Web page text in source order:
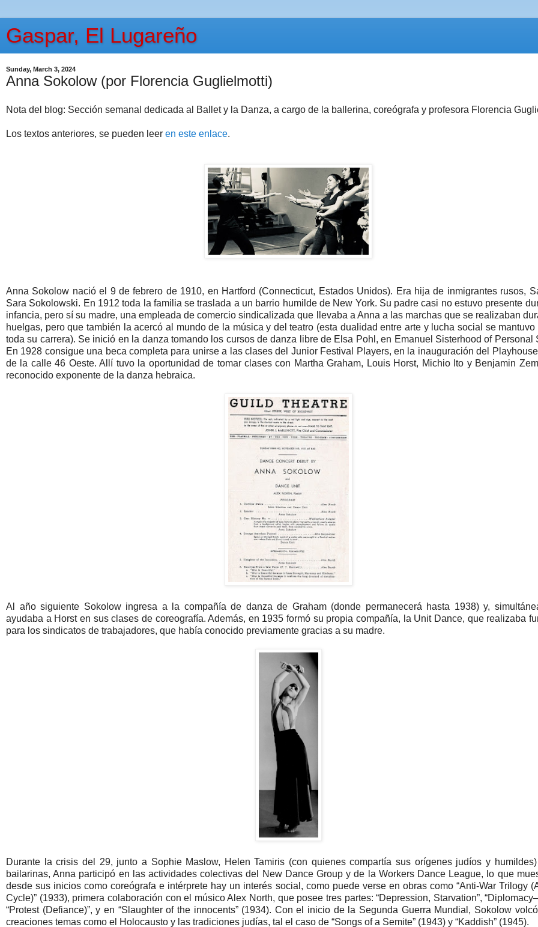
Gaspar, El Lugareño
Sunday, March 3, 2024
Anna Sokolow (por Florencia Guglielmotti)
Nota del blog: Sección semanal dedicada al Ballet y la Danza, a cargo de la ballerina, coreógrafa y profesora Florencia
Los textos anteriores, se pueden leer en este enlace.
Anna Sokolow nació el 9 de febrero de 1910, en Hartford (Connecticut, Estados Unidos). Era hija de inmigrantes rusos,
Sara Sokolowski. En 1912 toda la familia se traslada a un barrio humilde de New York. Su padre casi no estuvo presente
infancia, pero sí su madre, una empleada de comercio sindicalizada que llevaba a Anna a las marchas que se realizaban
huelgas, pero que también la acercó al mundo de la música y del teatro (esta dualidad entre arte y lucha social se mantuvo
toda su carrera). Se inició en la danza tomando los cursos de danza libre de Elsa Pohl, en Emanuel Sisterhood of Personal
En 1928 consigue una beca completa para unirse a las clases del Junior Festival Players, en la inauguración del
de la calle 46 Oeste. Allí tuvo la oportunidad de tomar clases con Martha Graham, Louis Horst, Michio Ito y Benjamin
reconocido exponente de la danza hebraica.
Al año siguiente Sokolow ingresa a la compañía de danza de Graham (donde permanecerá hasta 1938) y,
ayudaba a Horst en sus clases de coreografía. Además, en 1935 formó su propia compañía, la Unit Dance, que realizaba
para los sindicatos de trabajadores, que había conocido previamente gracias a su madre.
Durante la crisis del 29, junto a Sophie Maslow, Helen Tamiris (con quienes compartía sus orígenes judíos y
bailarinas, Anna participó en las actividades colectivas del New Dance Group y de la Workers Dance League, lo que
desde sus inicios como coreógrafa e intérprete hay un interés social, como puede verse en obras como “Anti-War Trilogy
Cycle)” (1933), primera colaboración con el músico Alex North, que posee tres partes: “Depression, Starvation”,
“Protest (Defiance)”, y en “Slaughter of the innocents” (1934). Con el inicio de la Segunda Guerra Mundial, Sokolow
creaciones temas como el Holocausto y las tradiciones judías, tal el caso de “Songs of a Semite” (1943) y “Kaddish” (1945).